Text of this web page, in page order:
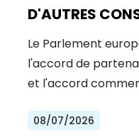
D'AUTRES
L'EUROPE
Le Parlement
l'accord de
et l'accord
08/07/2026